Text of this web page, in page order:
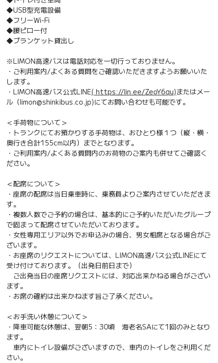
◆USB型充電設備
◆フリーWi-Fi
◆腰ピロー付
◆ブランケット貸出し
※LIMON高速バスは電話対応を一切行っておりません。
・ご利用案内/よくある質問をご確認いただきますようお願いいた
します。
・LIMON高速バス公式LINE( https://lin.ee/ZeoY6qu)またはメー
ル（limon@shinkibus.co.jp)にてお問い合わせも可能です。
＜手荷物について＞
・トランクにてお預かりする手荷物は、おひとり様１つ（縦・横・
奥行き合計155cm以内）までとなります。
・ご利用案内/よくある質問内のお荷物のご案内も併せてご確認く
ださい。
＜配席について＞
・座席の配席は当日乗車時に、乗務員よりご案内させていただきま
す。
・複数人数でご予約の場合は、基本的にご予約いただいたグループ
で固まって配席させていただいております。
・女性専用エリア以外でお申込みの場合、男女相席となる場合がご
ざいます。
・お座席のリクエストについては、LIMON高速バス公式LINEにて
受け付けております。（出発日前日まで）
ご出発当日の座席リクエストには、対応出来かねる場合がござい
ます。
・お席の確約は出来かねます旨ご了承ください。
＜お手洗い休憩について＞
・降車可能な休憩は、翌朝5：30頃 海老名SAにて1回のみとなり
ます。
車内にトイレ設備がございますので、車内のトイレをご利用くだ
さい。